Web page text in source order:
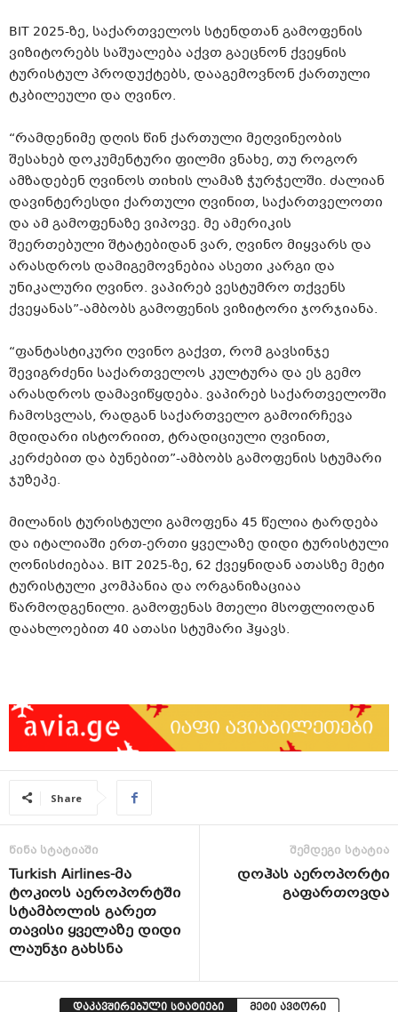
BIT 2025-ზე, საქართველოს სტენდთან გამოფენის
ვიზიტორებს საშუალება აქვთ გაეცნონ ქვეყნის
ტურისტულ პროდუქტებს, დააგემოვნონ ქართული
ტკბილეული და ღვინო.
“რამდენიმე დღის წინ ქართული მეღვინეობის
შესახებ დოკუმენტური ფილმი ვნახე, თუ როგორ
ამზადებენ ღვინოს თიხის ლამაზ ჭურჭელში. ძალიან
დავინტერესდი ქართული ღვინით, საქართველოთი
და ამ გამოფენაზე ვიპოვე. მე ამერიკის
შეერთებული შტატებიდან ვარ, ღვინო მიყვარს და
არასდროს დამიგემოვნებია ასეთი კარგი და
უნიკალური ღვინო. ვაპირებ ვესტუმრო თქვენს
ქვეყანას”-ამბობს გამოფენის ვიზიტორი ჯორჯიანა.
“ფანტასტიკური ღვინო გაქვთ, რომ გავსინჯე
შევიგრძენი საქართველოს კულტურა და ეს გემო
არასდროს დამავიწყდება. ვაპირებ საქართველოში
ჩამოსვლას, რადგან საქართველო გამოირჩევა
მდიდარი ისტორიით, ტრადიციული ღვინით,
კერძებით და ბუნებით”-ამბობს გამოფენის სტუმარი
ჯუზეპე.
მილანის ტურისტული გამოფენა 45 წელია ტარდება
და იტალიაში ერთ-ერთი ყველაზე დიდი ტურისტული
ღონისძიებაა. BIT 2025-ზე, 62 ქვეყნიდან ათასზე მეტი
ტურისტული კომპანია და ორგანიზაციაა
წარმოდგენილი. გამოფენას მთელი მსოფლიოდან
დაახლოებით 40 ათასი სტუმარი ჰყავს.
Share
წინა სტატიაში
Turkish Airlines-მა
ტოკიოს აეროპორტში
სტამბოლის გარეთ
თავისი ყველაზე დიდი
ლაუნჯი გახსნა
შემდეგი სტატია
დოჰას აეროპორტი
გაფართოვდა
დაკავშირებული სტატიები მეტი ავტორი